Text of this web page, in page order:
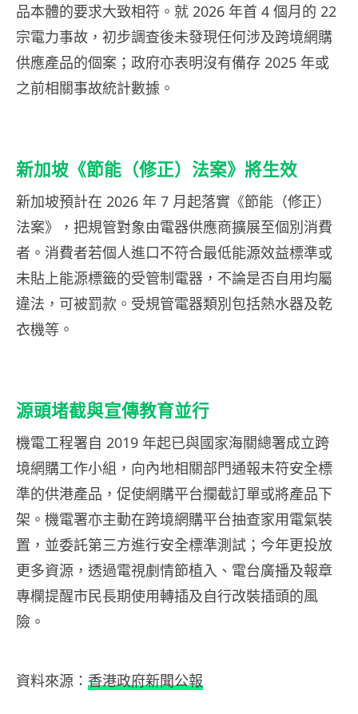
品本體的要求大致相符。就 2026 年首 4 個月的 22
宗電力事故，初步調查後未發現任何涉及跨境網購
供應產品的個案；政府亦表明沒有備存 2025 年或
之前相關事故統計數據。
新加坡《節能（修正）法案》將生效
新加坡預計在 2026 年 7 月起落實《節能（修正）
法案》，把規管對象由電器供應商擴展至個別消費
者。消費者若個人進口不符合最低能源效益標準或
未貼上能源標籤的受管制電器，不論是否自用均屬
違法，可被罰款。受規管電器類別包括熱水器及乾
衣機等。
源頭堵截與宣傳教育並行
機電工程署自 2019 年起已與國家海關總署成立跨
境網購工作小組，向內地相關部門通報未符安全標
準的供港產品，促使網購平台攔截訂單或將產品下
架。機電署亦主動在跨境網購平台抽查家用電氣裝
置，並委託第三方進行安全標準測試；今年更投放
更多資源，透過電視劇情節植入、電台廣播及報章
專欄提醒市民長期使用轉插及自行改裝插頭的風
險。
資料來源： 香港政府新聞公報